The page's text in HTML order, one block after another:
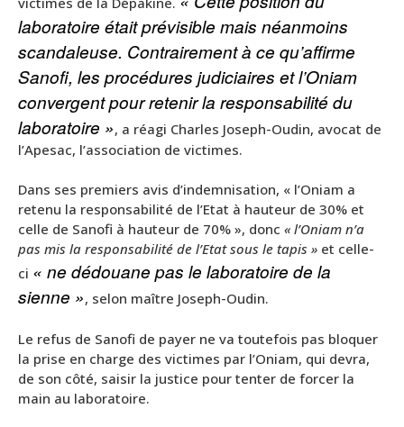
laboratoire était prévisible mais néanmoins
scandaleuse. Contrairement à ce qu’affirme
Sanofi, les procédures judiciaires et l’Oniam
convergent pour retenir la responsabilité du
laboratoire », a réagi Charles Joseph-Oudin, avocat de
l’Apesac, l’association de victimes.
Dans ses premiers avis d’indemnisation, « l’Oniam a
retenu la responsabilité de l’Etat à hauteur de 30% et
celle de Sanofi à hauteur de 70% », donc « l’Oniam n’a
pas mis la responsabilité de l’Etat sous le tapis » et celle-
ci « ne dédouane pas le laboratoire de la
sienne », selon maître Joseph-Oudin.
Le refus de Sanofi de payer ne va toutefois pas bloquer
la prise en charge des victimes par l’Oniam, qui devra,
de son côté, saisir la justice pour tenter de forcer la
main au laboratoire.